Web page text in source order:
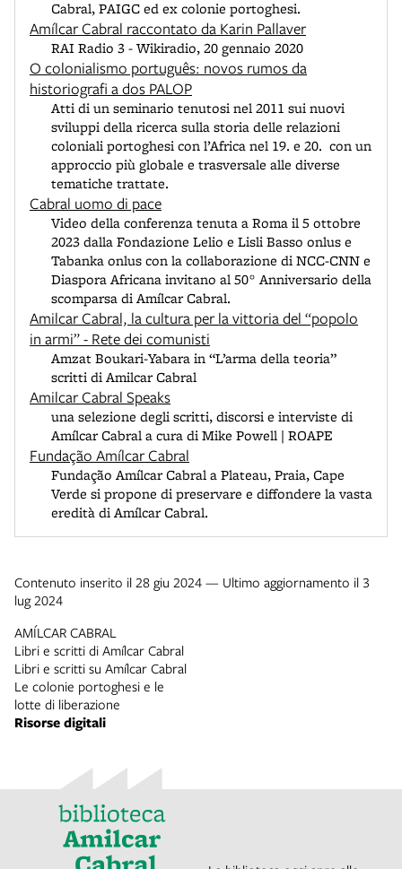
AMÍLCAR CABRAL
Libri e scritti di Amílcar Cabral
Libri e scritti su Amílcar Cabral
Le colonie portoghesi e le
lotte di liberazione
Risorse digitali
Cabral, PAIGC ed ex colonie portoghesi.
Amílcar Cabral raccontato da Karin Pallaver
RAI Radio 3 - Wikiradio, 20 gennaio 2020
O colonialismo português: novos rumos da
historiografi a dos PALOP
Atti di un seminario tenutosi nel 2011 sui nuovi
sviluppi della ricerca sulla storia delle relazioni
coloniali portoghesi con l’Africa nel 19. e 20. con un
approccio più globale e trasversale alle diverse
tematiche trattate.
Cabral uomo di pace
Video della conferenza tenuta a Roma il 5 ottobre
2023 dalla Fondazione Lelio e Lisli Basso onlus e
Tabanka onlus con la collaborazione di NCC-CNN e
Diaspora Africana invitano al 50° Anniversario della
scomparsa di Amílcar Cabral.
Amilcar Cabral, la cultura per la vittoria del “popolo
in armi” - Rete dei comunisti
Amzat Boukari-Yabara in “L’arma della teoria”
scritti di Amilcar Cabral
Amilcar Cabral Speaks
una selezione degli scritti, discorsi e interviste di
Amílcar Cabral a cura di Mike Powell | ROAPE
Fundação Amílcar Cabral
Fundação Amílcar Cabral a Plateau, Praia, Cape
Verde si propone di preservare e diffondere la vasta
eredità di Amílcar Cabral.
Contenuto inserito il 28 giu 2024 — Ultimo aggiornamento il 3
lug 2024